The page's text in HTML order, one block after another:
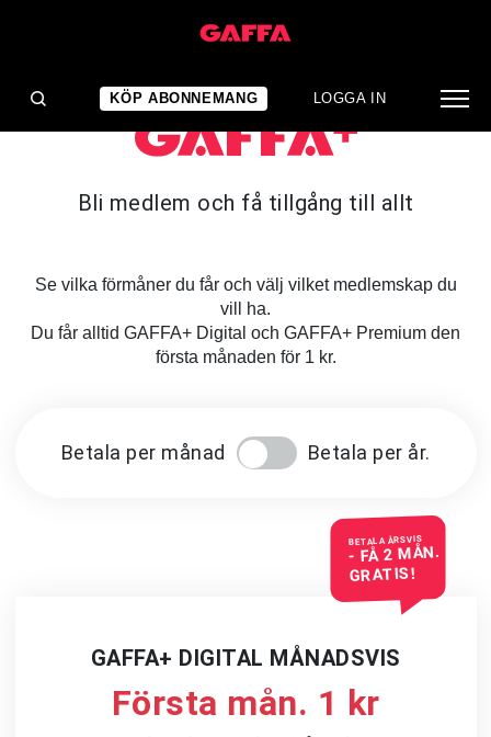
KÖP ABONNEMANG LOGGA IN
Bli medlem och få tillgång till allt
Se vilka förmåner du får och välj vilket medlemskap du
vill ha.
Du får alltid GAFFA+ Digital och GAFFA+ Premium den
första månaden för 1 kr.
Betala per månad Betala per år.
BETALA ÅRSVIS
- FÅ 2 MÅN.
GRATIS!
GAFFA+ DIGITAL MÅNADSVIS
Första mån. 1 kr